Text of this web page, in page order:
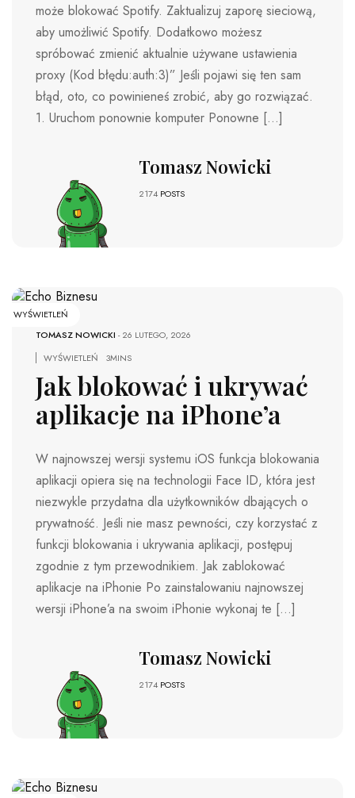
może blokować Spotify. Zaktualizuj zaporę sieciową,
aby umożliwić Spotify. Dodatkowo możesz
spróbować zmienić aktualnie używane ustawienia
proxy (Kod błędu:auth:3)” Jeśli pojawi się ten sam
błąd, oto, co powinieneś zrobić, aby go rozwiązać.
1. Uruchom ponownie komputer Ponowne […]
Tomasz Nowicki
2174 POSTS
WYŚWIETLEŃ
TOMASZ NOWICKI -26 LUTEGO, 2026
WYŚWIETLEŃ
3MINS
Jak blokować i ukrywać
aplikacje na iPhone’a
W najnowszej wersji systemu iOS funkcja blokowania
aplikacji opiera się na technologii Face ID, która jest
niezwykle przydatna dla użytkowników dbających o
prywatność. Jeśli nie masz pewności, czy korzystać z
funkcji blokowania i ukrywania aplikacji, postępuj
zgodnie z tym przewodnikiem. Jak zablokować
aplikacje na iPhonie Po zainstalowaniu najnowszej
wersji iPhone’a na swoim iPhonie wykonaj te […]
Tomasz Nowicki
2174 POSTS